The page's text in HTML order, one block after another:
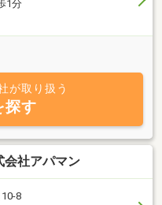
1分
が取り扱う
探す
社アパマン
8